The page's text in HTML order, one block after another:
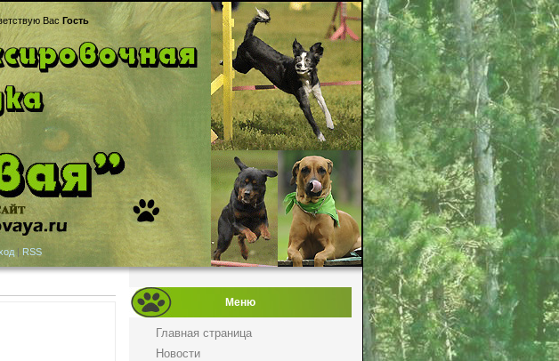
Вас Гость
| RSS
Меню
Главная страница
Новости